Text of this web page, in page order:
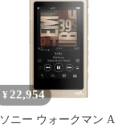
¥ 22,954
ソニー ウォークマン A